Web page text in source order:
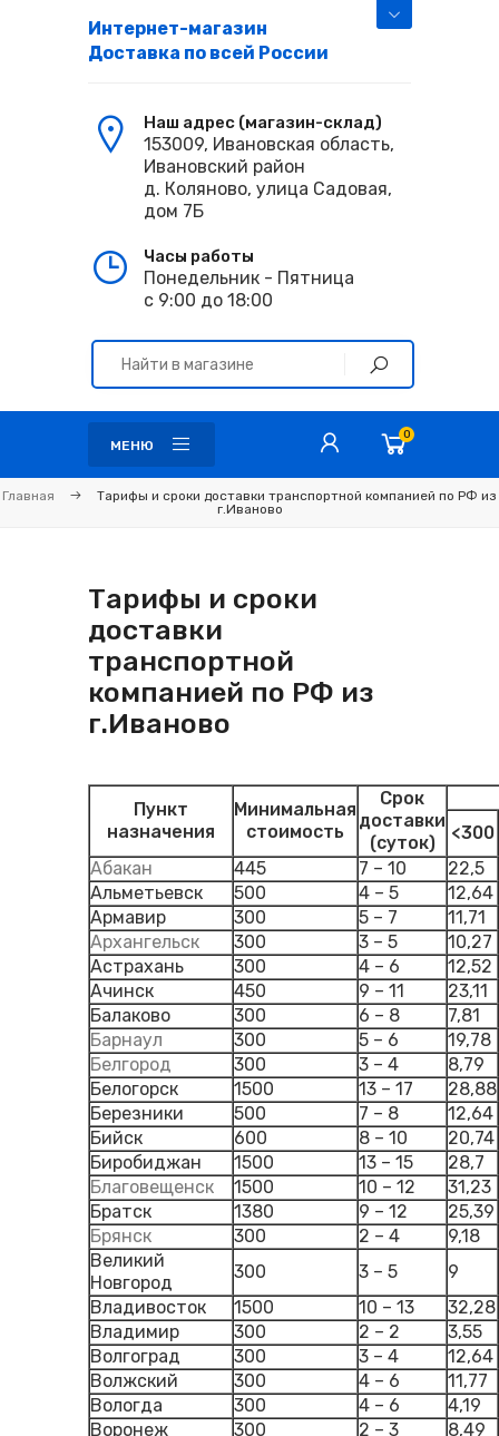
Интернет-магазин
Доставка по всей России
Наш адрес (магазин-склад)
153009, Ивановская область,
Ивановский район
д. Коляново, улица Садовая,
дом 7Б
Часы работы
Понедельник - Пятница
с 9:00 до 18:00
МЕНЮ
0
Главная
Тарифы и сроки доставки транспортной компанией по РФ из
г.Иваново
Тарифы и сроки
доставки
транспортной
компанией по РФ из
г.Иваново
Пункт
назначения
Минимальная
стоимость
Срок
доставки
(суток)
<300
Абакан
445 7 – 10
22,5
Альметьевск
500 4 – 5
12,64
Армавир
300 5 – 7
11,71
Архангельск
300 3 – 5
10,27
Астрахань
300 4 – 6
12,52
Ачинск
450 9 – 11
23,11
Балаково
300 6 – 8
7,81
Барнаул
300 5 – 6
19,78
Белгород
300 3 – 4
8,79
Белогорск
1500 13 – 17
28,88
Березники
500 7 – 8
12,64
Бийск
600 8 – 10
20,74
Биробиджан
1500 13 – 15
28,7
Благовещенск
1500 10 – 12
31,23
Братск
1380 9 – 12
25,39
Брянск
300 2 – 4
9,18
Великий
Новгород
300 3 – 5
9
Владивосток
1500 10 – 13
32,28
Владимир
300 2 – 2
3,55
Волгоград
300 3 – 4
12,64
Волжский
300 4 – 6
11,77
Вологда
300 4 – 6
4,19
Воронеж
300 2 – 3
8,49